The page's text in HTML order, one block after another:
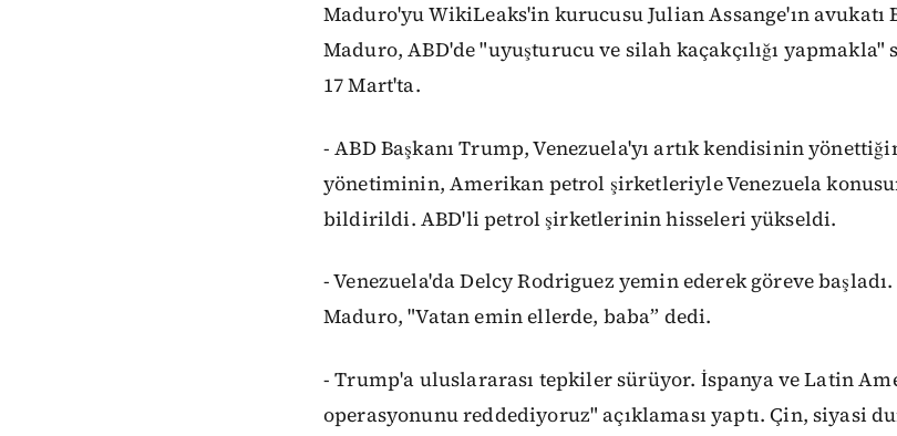
Maduro'yu WikiLeaks'in kurucusu Julian Assange'ın
Maduro, ABD'de "uyuşturucu ve silah kaçakçılığı
17 Mart'ta.
- ABD Başkanı Trump, Venezuela'yı artık kendisinin
yönetiminin, Amerikan petrol şirketleriyle Venezuela
bildirildi. ABD'li petrol şirketlerinin hisseleri yükseldi.
- Venezuela'da Delcy Rodriguez yemin ederek göreve
Maduro, "Vatan emin ellerde, baba” dedi.
- Trump'a uluslararası tepkiler sürüyor. İspanya ve Latin
operasyonunu reddediyoruz" açıklaması yaptı. Çin, siyasi